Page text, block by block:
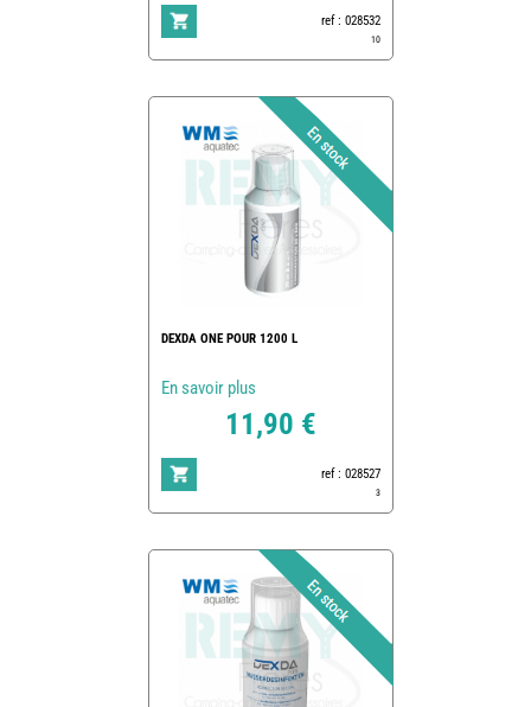
ref : 028532
10
DEXDA ONE POUR 1200 L
En savoir plus
11,90 €
ref : 028527
3